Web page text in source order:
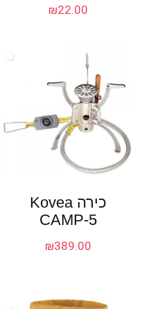
₪22.00
כירה Kovea
CAMP-5
₪389.00